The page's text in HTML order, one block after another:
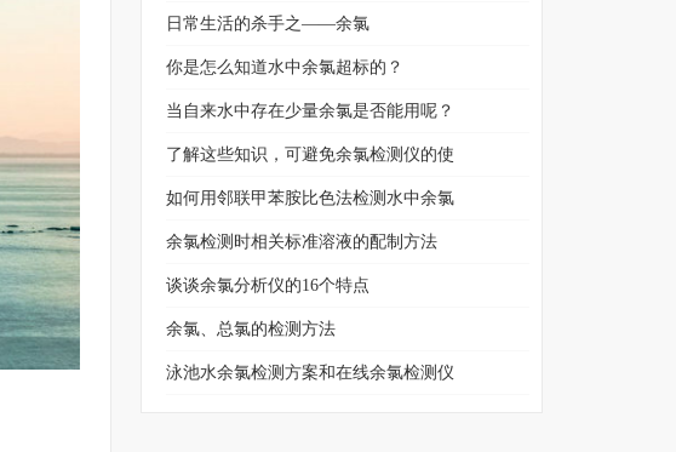
日常生活的杀手之——余氯
你是怎么知道水中余氯超标的？
当自来水中存在少量余氯是否能用呢？
了解这些知识，可避免余氯检测仪的使
如何用邻联甲苯胺比色法检测水中余氯
余氯检测时相关标准溶液的配制方法
谈谈余氯分析仪的16个特点
余氯、总氯的检测方法
泳池水余氯检测方案和在线余氯检测仪